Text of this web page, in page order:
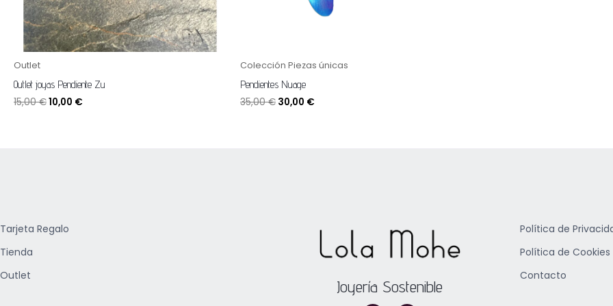
Outlet
Outlet joyas Pendiente Zu
15,00€10,00 €
Colección Piezas únicas
Pendientes Nuage
35,00€ 30,00 €
Tarjeta Regalo
Tienda
Outlet
Joyería Sostenible
Política de
Política de Cookies
Contacto